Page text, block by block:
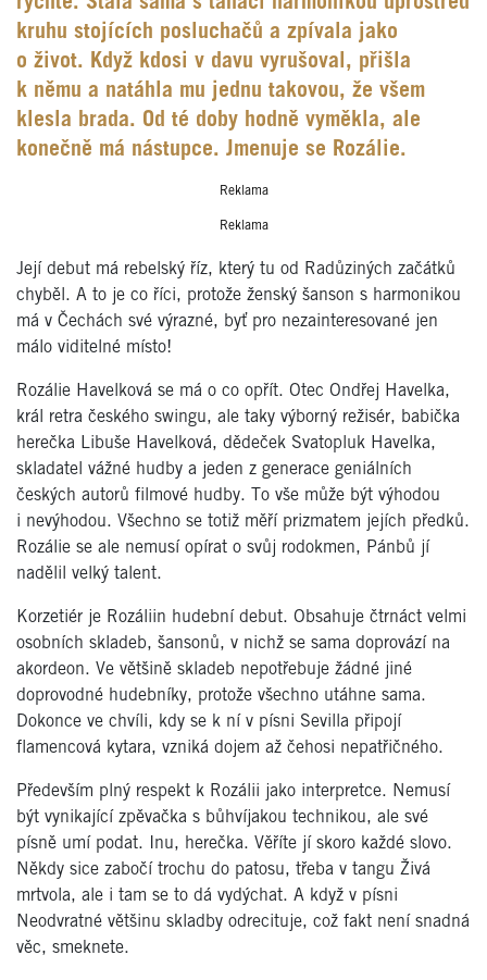
kruhu stojících posluchačů a zpívala jako
o život. Když kdosi v davu vyrušoval, přišla
k němu a natáhla mu jednu takovou, že všem
klesla brada. Od té doby hodně vyměkla, ale
konečně má nástupce. Jmenuje se Rozálie.
Reklama
Reklama
Její debut má rebelský říz, který tu od Radůziných začátků
chyběl. A to je co říci, protože ženský šanson s harmonikou
má v Čechách své výrazné, byť pro nezainteresované jen
málo viditelné místo!
Rozálie Havelková se má o co opřít. Otec Ondřej Havelka,
král retra českého swingu, ale taky výborný režisér, babička
herečka Libuše Havelková, dědeček Svatopluk Havelka,
skladatel vážné hudby a jeden z generace geniálních
českých autorů filmové hudby. To vše může být výhodou
i nevýhodou. Všechno se totiž měří prizmatem jejích předků.
Rozálie se ale nemusí opírat o svůj rodokmen, Pánbů jí
nadělil velký talent.
Korzetiér je Rozáliin hudební debut. Obsahuje čtrnáct velmi
osobních skladeb, šansonů, v nichž se sama doprovází na
akordeon. Ve většině skladeb nepotřebuje žádné jiné
doprovodné hudebníky, protože všechno utáhne sama.
Dokonce ve chvíli, kdy se k ní v písni Sevilla připojí
flamencová kytara, vzniká dojem až čehosi nepatřičného.
Především plný respekt k Rozálii jako interpretce. Nemusí
být vynikající zpěvačka s bůhvíjakou technikou, ale své
písně umí podat. Inu, herečka. Věříte jí skoro každé slovo.
Někdy sice zabočí trochu do patosu, třeba v tangu Živá
mrtvola, ale i tam se to dá vydýchat. A když v písni
Neodvratné většinu skladby odrecituje, což fakt není snadná
věc, smeknete.